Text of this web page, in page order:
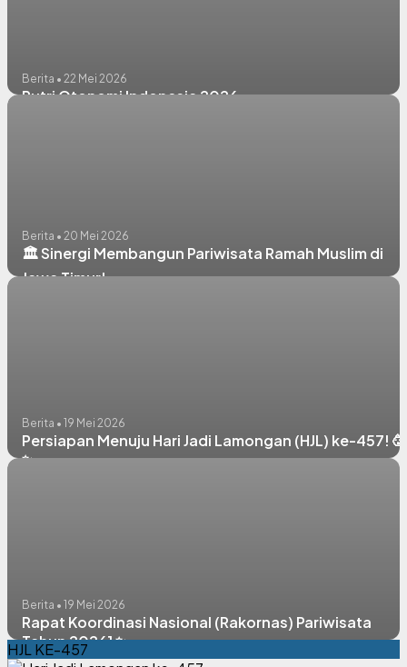
Berita • 22 Mei 2026
Putri Otonomi Indonesia 2026
Berita • 20 Mei 2026
🏛️ Sinergi Membangun Pariwisata Ramah Muslim di
Jawa Timur!
Berita • 19 Mei 2026
Persiapan Menuju Hari Jadi Lamongan (HJL) ke-457! 🥳
✨
Berita • 19 Mei 2026
Rapat Koordinasi Nasional (Rakornas) Pariwisata
Tahun 2026] ✨
HJL KE-457